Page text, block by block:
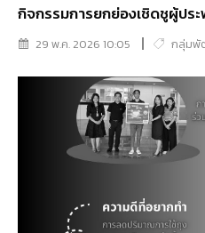
กิจกรรมการยกย่องเชิดชูผู้ปร
29 พ.ค. 2026 10:05 กลุ่มพั